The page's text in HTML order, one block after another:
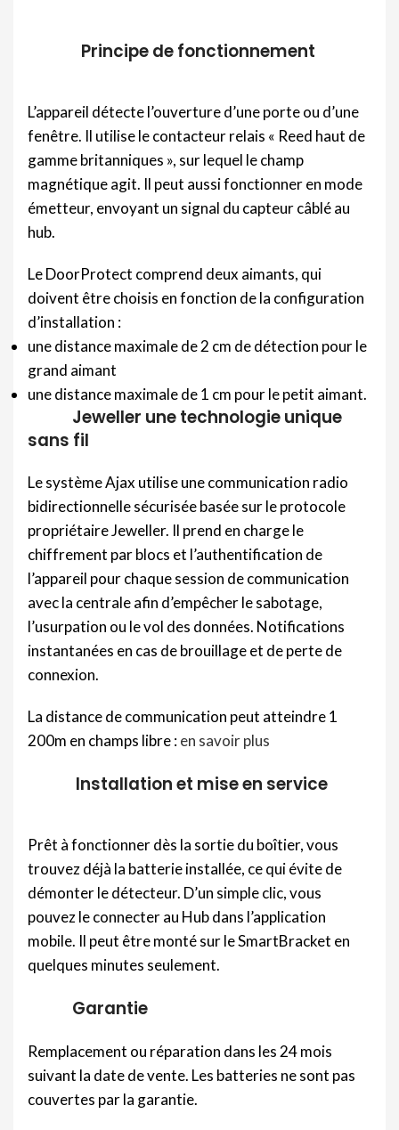
Principe de fonctionnement
L’appareil détecte l’ouverture d’une porte ou d’une
fenêtre. Il utilise le contacteur relais « Reed haut de
gamme britanniques », sur lequel le champ
magnétique agit. Il peut aussi fonctionner en mode
émetteur, envoyant un signal du capteur câblé au
hub.
Le DoorProtect comprend deux aimants, qui
doivent être choisis en fonction de la configuration
d’installation :
une distance maximale de 2 cm de détection pour le
grand aimant
une distance maximale de 1 cm pour le petit aimant.
Jeweller une technologie unique
sans fil
Le système Ajax utilise une communication radio
bidirectionnelle sécurisée basée sur le protocole
propriétaire Jeweller. Il prend en charge le
chiffrement par blocs et l’authentification de
l’appareil pour chaque session de communication
avec la centrale afin d’empêcher le sabotage,
l’usurpation ou le vol des données. Notifications
instantanées en cas de brouillage et de perte de
connexion.
La distance de communication peut atteindre 1
200m en champs libre :en savoir plus
Installation et mise en service
Prêt à fonctionner dès la sortie du boîtier, vous
trouvez déjà la batterie installée, ce qui évite de
démonter le détecteur. D’un simple clic, vous
pouvez le connecter au Hub dans l’application
mobile. Il peut être monté sur le SmartBracket en
quelques minutes seulement.
Garantie
Remplacement ou réparation dans les 24 mois
suivant la date de vente. Les batteries ne sont pas
couvertes par la garantie.